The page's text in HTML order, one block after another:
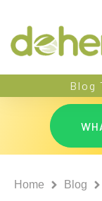
Blog
Home Blog